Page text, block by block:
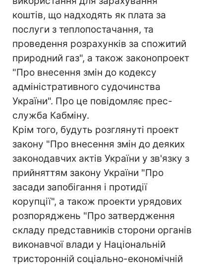
коштів, що надходять як плата за
послуги з теплопостачання, та
проведення розрахунків за спожитий
природний газ", а також законопроект
"Про внесення змін до кодексу
адміністративного судочинства
України". Про це повідомляє прес-
служба Кабміну.
Крім того, будуть розглянуті проект
закону "Про внесення змін до деяких
законодавчих актів України у зв'язку з
прийняттям закону України "Про
засади запобігання і протидії
корупції", а також проекти урядових
розпоряджень "Про затвердження
складу представників сторони органів
виконавчої влади у Національній
тристоронній соціально-економічній